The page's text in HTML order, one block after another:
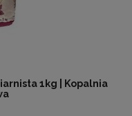
1kg | Kopalnia